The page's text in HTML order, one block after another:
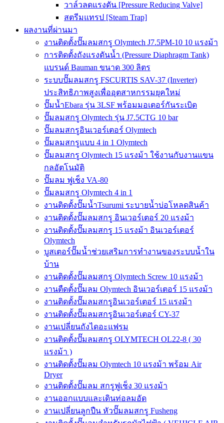
วาล์วลดแรงดัน [Pressure Reducing Valve]
สตรีมแทรป [Steam Trap]
ผลงานที่ผ่านมา
งานติดตั้งปั๊มลมสกรู Olymtech J7.5PM-10 10 แรงม้า
การติดตั้งถังแรงดันน้ำ (Pressure Diaphragm Tank)
แบรนด์ Bauman ขนาด 300 ลิตร
ระบบปั๊มลมสกรู FSCURTIS SAV-37 (Inverter)
ประสิทธิภาพสูงเพื่ออุตสาหกรรมยุคใหม่
ปั๊มน้ำEbara รุ่น 3LSF พร้อมมอเตอร์กันระเบิด
ปั๊มลมสกรู Olymtech รุ่น J7.5CTG 10 bar
ปั๊มลมสกรูอินเวอร์เตอร์ Olymtech
ปั๊มลมสกรูแบบ 4 in 1 Olymtech
ปั๊มลมสกรู Olymtech 15 แรงม้า ใช้งานกับงานแขน
กลอัตโนมัติ
ปั๊มลม ฟูเช็ง VA-80
ปั๊มลมสกรู Olymtech 4 in 1
งานติดตั้งปั๊มน้ำTsurumi ระบายน้ำบ่อโหลดสินค้า
งานติดตั้งปั๊มลมสกรู อินเวอร์เตอร์ 20 แรงม้า
งานติดตั้งปั๊มลมสกรู 15 แรงม้า อินเวอร์เตอร์
Olymtech
บูสเตอร์ปั๊มน้ำช่วยเสริมการทำงานของระบบน้ำใน
บ้าน
งานติดตั้งปั๊มลมสกรู Olymtech Screw 10 แรงม้า
งานตืดตั้งปั๊มลม Olymtech อินเวอร์เตอร์ 15 แรงม้า
งานติดตั้งปั๊มลมสกรูอินเวอร์เตอร์ 15 แรงม้า
งานติดตั้งปั๊มลมสกรูอินเวอร์เตอร์ CY-37
งานเปลี่ยนถังไดอะแฟรม
งานติดตั้งปั๊มลมสกรู OLYMTECH OL22-8 ( 30
แรงม้า )
งานติดตั้งปั๊มลม Olymtech 10 แรงม้า พร้อม Air
Dryer
งานติดตั้งปั๊มลม สกรูฟูเช็ง 30 แรงม้า
งานออกแบบและเดินท่อลมอัด
งานเปลี่ยนลูกปืน หัวปั๊มลมสกรู Fusheng